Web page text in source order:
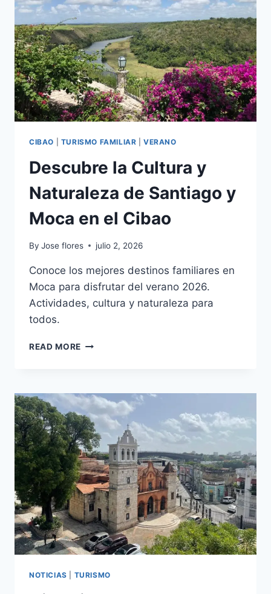
Y
GASTRONOMÍA
CIBAO TURISMO FAMILIAR |VERANO
Descubre la Cultura y
Naturaleza de Santiago y
Moca en el Cibao
By Jose flores julio 2, 2026
Conoce los mejores destinos familiares en
Moca para disfrutar del verano 2026.
Actividades, cultura y naturaleza para
todos.
READ MORE DESCUBRE
NATURALEZA
SANTIAGO
Y
MOCA
EN
EL
CIBAO
NOTICIAS TURISMO